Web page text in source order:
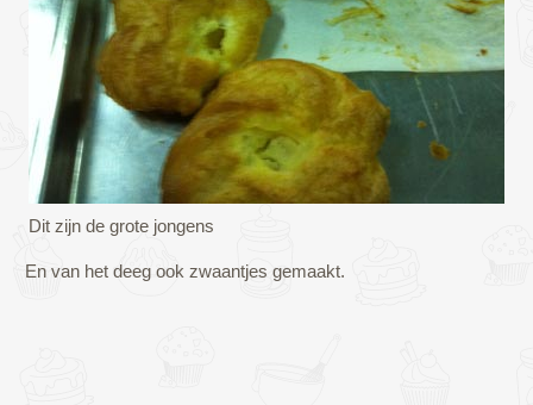
Dit zijn de grote jongens
En van het deeg ook zwaantjes gemaakt.